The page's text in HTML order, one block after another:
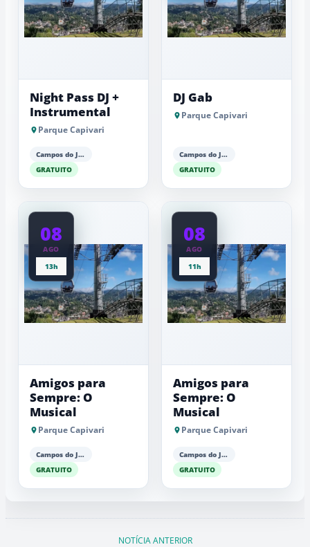
Night Pass DJ +
Instrumental
Parque Capivari
Campos do Jordão
GRATUITO
DJ Gab
Parque Capivari
Campos do Jordão
GRATUITO
08
AGO
13h
Amigos para
Sempre: O
Musical
Parque Capivari
Campos do Jordão
GRATUITO
08
AGO
11h
Amigos para
Sempre: O
Musical
Parque Capivari
Campos do Jordão
GRATUITO
NOTÍCIA ANTERIOR